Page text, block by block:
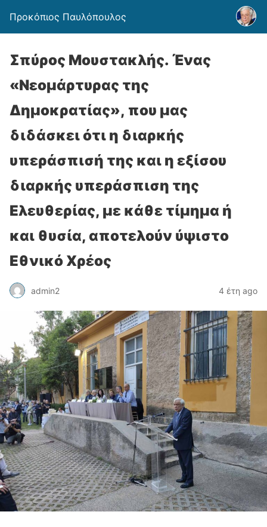
Προκόπιος Παυλόπουλος
Σπύρος Μουστακλής. Ένας
«Νεομάρτυρας της
Δημοκρατίας», που μας
διδάσκει ότι η διαρκής
υπεράσπισή της και η εξίσου
διαρκής υπεράσπιση της
Ελευθερίας, με κάθε τίμημα ή
και θυσία, αποτελούν ύψιστο
Εθνικό Χρέος
admin2 4 έτη ago